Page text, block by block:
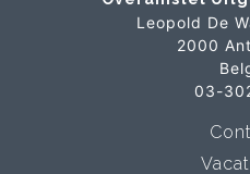
Leopold De
2000
03-